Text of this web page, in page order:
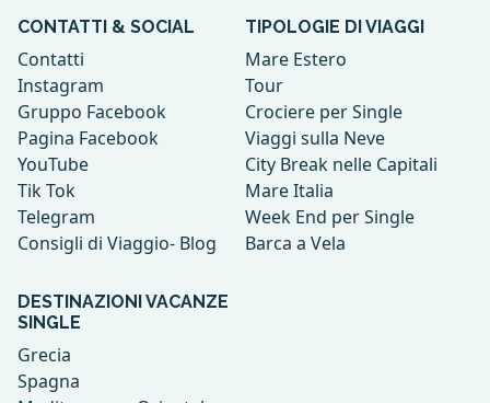
CONTATTI & SOCIAL
Contatti
Instagram
Gruppo Facebook
Pagina Facebook
YouTube
Tik Tok
Telegram
Consigli di Viaggio- Blog
TIPOLOGIE DI VIAGGI
Mare Estero
Tour
Crociere per Single
Viaggi sulla Neve
City Break nelle Capitali
Mare Italia
Week End per Single
Barca a Vela
DESTINAZIONI VACANZE
SINGLE
Grecia
Spagna